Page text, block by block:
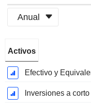
Anual
fiscal:
Diciembre
Activos
Efectivo y
Inversiones a